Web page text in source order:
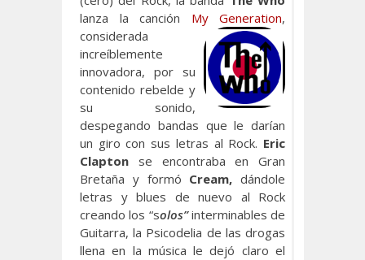
lanza la canción My Generation,
considerada
increíblemente
innovadora, por su
contenido rebelde y
su sonido,
despegando bandas que le darían
un giro con sus letras al Rock. Eric
Clapton se encontraba en Gran
Bretaña y formó Cream, dándole
letras y blues de nuevo al Rock
creando los “solos”interminables de
Guitarra, la Psicodelia de las drogas
llena en la música le dejó claro el